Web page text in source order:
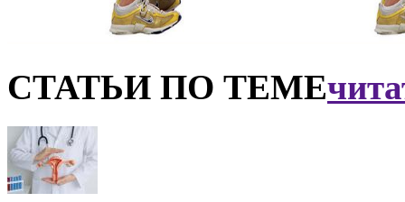
СТАТЬИ ПО ТЕМЕ